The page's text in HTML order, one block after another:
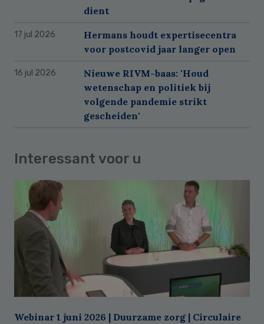
dient
17 jul 2026
Hermans houdt expertisecentra
voor postcovid jaar langer open
16 jul 2026
Nieuwe RIVM-baas: 'Houd
wetenschap en politiek bij
volgende pandemie strikt
gescheiden'
Interessant voor u
Webinar 1 juni 2026 | Duurzame zorg | Circulaire